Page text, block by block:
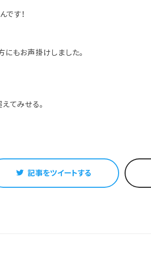
です！
にもお声掛けしました。
てみせる。
記事をツイートする